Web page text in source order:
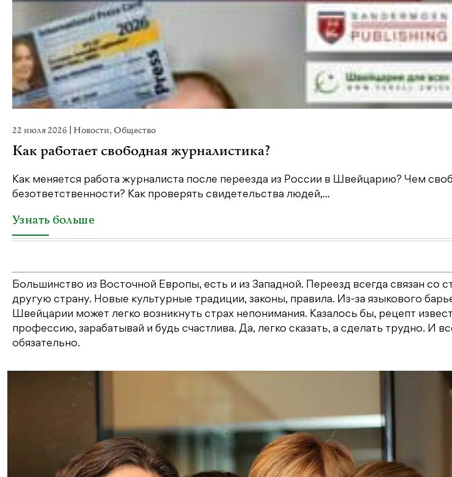
22 июля 2026 Новости,Общество
Как работает свободная журналистика?
Как меняется работа журналиста после переезда из России в Швейцарию? Чем
безответственности? Как проверять свидетельства людей,...
Узнать больше
Большинство из Восточной Европы, есть и из Западной. Переезд всегда связан со
другую страну. Новые культурные традиции, законы, правила. Из-за языкового
Швейцарии может легко возникнуть страх непонимания. Казалось бы, рецепт
профессию, зарабатывай и будь счастлива. Да, легко сказать, а сделать трудно. И
обязательно.